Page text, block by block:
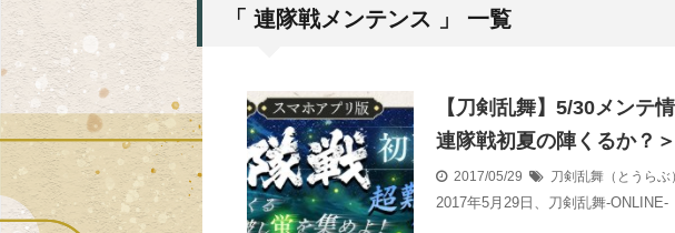
「 連隊戦メンテンス 」 一覧
【刀剣乱舞】5/30メンテ
連隊戦初夏の陣くるか？＞
2017/05/29 刀剣乱舞（とうらぶ）
2017年5月29日、刀剣乱舞-